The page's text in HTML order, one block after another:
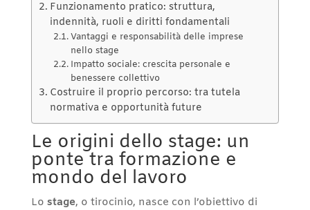
Funzionamento pratico: struttura,
indennità, ruoli e diritti fondamentali
Vantaggi e responsabilità delle imprese
nello stage
Impatto sociale: crescita personale e
benessere collettivo
Costruire il proprio percorso: tra tutela
normativa e opportunità future
Le origini dello stage: un
ponte tra formazione e
mondo del lavoro
Lo stage, o tirocinio, nasce con l’obiettivo di